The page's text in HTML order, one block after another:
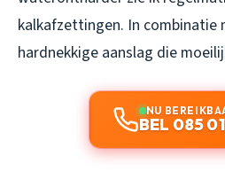
kalkafzettingen. In combinatie
hardnekkige aanslag die
NU
BEL 085